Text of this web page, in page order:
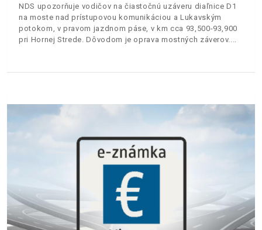
NDS upozorňuje vodičov na čiastočnú uzáveru diaľnice D1
na moste nad prístupovou komunikáciou a Lukavským
potokom, v pravom jazdnom páse, v km cca 93,500-93,900
pri Hornej Strede. Dôvodom je oprava mostných záverov.